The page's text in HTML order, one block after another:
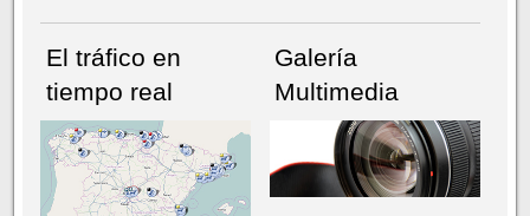
El tráfico en
tiempo real
Galería
Multimedia